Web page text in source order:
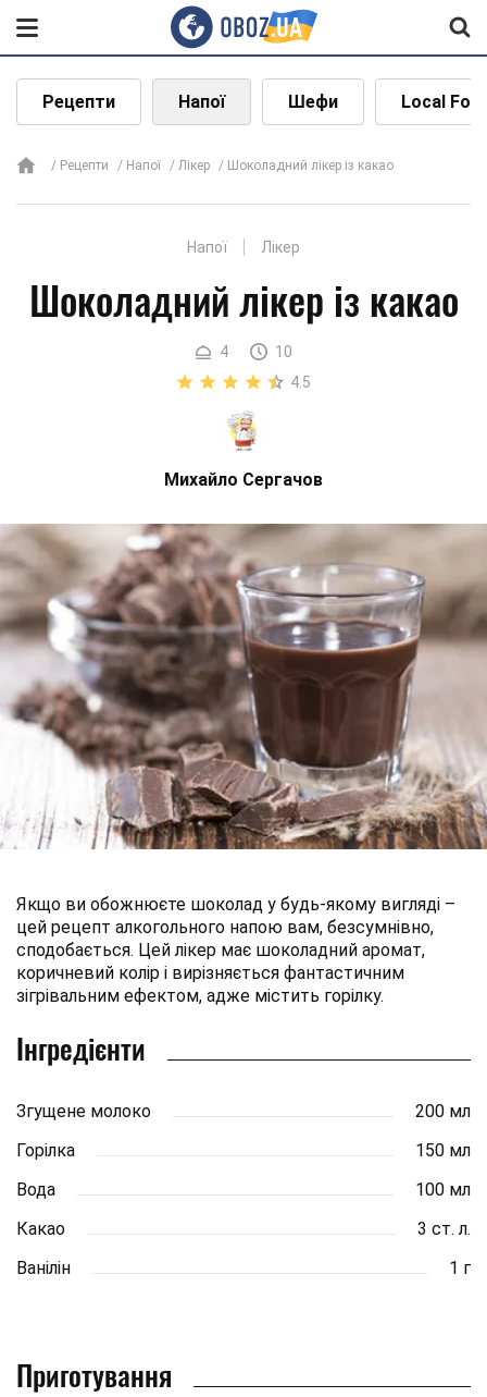
Рецепти Напої Шефи Local
Рецепти Напої Лікер Шоколадний лікер із какао
Напої Лікер
Шоколадний лікер із какао
4
10
4.5
Михайло Сергачов
Якщо ви обожнюєте шоколад у будь-якому вигляді –
цей рецепт алкогольного напою вам, безсумнівно,
сподобається. Цей лікер має шоколадний аромат,
коричневий колір і вирізняється фантастичним
зігрівальним ефектом, адже містить горілку.
Інгредієнти
Згущене молоко
200 мл
Горілка
150 мл
Вода
100 мл
Какао
3 ст. л.
Ванілін
1 г
Приготування